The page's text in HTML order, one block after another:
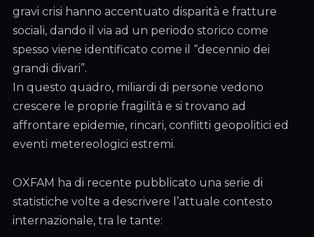
gravi crisi hanno accentuato disparità e fratture
sociali, dando il via ad un periodo storico come
spesso viene identificato come il “decennio dei
grandi divari”.
In questo quadro, miliardi di persone vedono
crescere le proprie fragilità e si trovano ad
affrontare epidemie, rincari, conflitti geopolitici ed
eventi metereologici estremi.
OXFAM ha di recente pubblicato una serie di
statistiche volte a descrivere l’attuale contesto
internazionale, tra le tante: